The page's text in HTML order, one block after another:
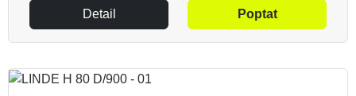
Detail Poptat